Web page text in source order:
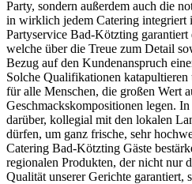
Party, sondern außerdem auch die
in wirklich jedem Catering integriert
Partyservice Bad-Kötzting
welche über die Treue zum Detail
Bezug auf den Kundenanspruch
Solche Qualifikationen katapultieren
für alle Menschen, die großen Wert
Geschmackskompositionen legen.
darüber, kollegial mit den lokalen
dürfen, um ganz frische, sehr
Catering Bad-Kötzting Gäste
regionalen Produkten, der nicht nur
Qualität unserer Gerichte garantiert,